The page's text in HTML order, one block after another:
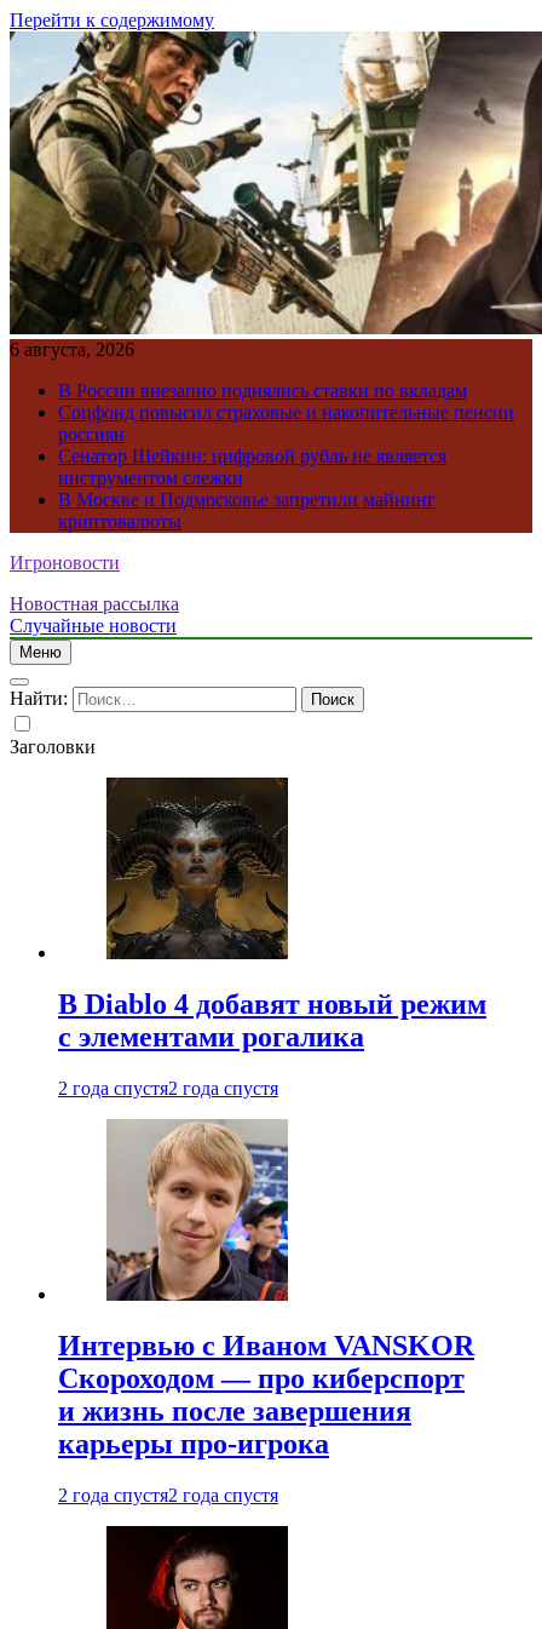
Перейти к содержимому
6 августа, 2026
В России внезапно поднялись ставки по вкладам
Соцфонд повысил страховые и накопительные пенсии
россиян
Сенатор Шейкин: цифровой рубль не является
инструментом слежки
В Москве и Подмосковье запретили майнинг
криптовалюты
Игроновости
Новостная рассылка
Случайные новости
Меню
Найти:
Заголовки
В Diablo 4 добавят новый режим
с элементами рогалика
2 года спустя2 года спустя
Интервью с Иваном VANSKOR
Скороходом — про киберспорт
и жизнь после завершения
карьеры про-игрока
2 года спустя2 года спустя